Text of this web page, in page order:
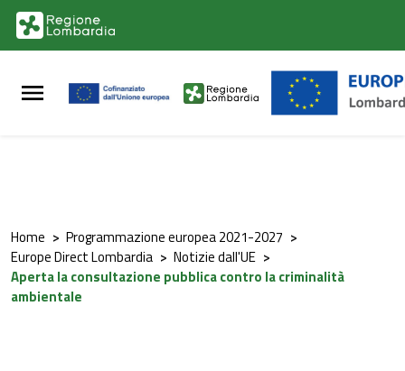
Vai al contenuto principale
Vai al footer
Home > Programmazione europea 2021-2027 >
Europe Direct Lombardia > Notizie dall'UE >
Aperta la consultazione pubblica contro la criminalità
ambientale